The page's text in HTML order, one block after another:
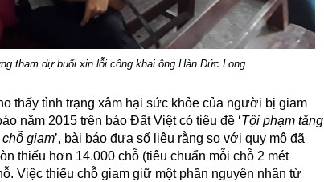
tham dự buổi xin lỗi công khai ông Hàn Đức Long.
thấy tình trạng xâm hại sức khỏe của người bị giam
năm 2015 trên báo Đất Việt có tiêu đề ‘Tội phạm tăng
giam’, bài báo đưa số liệu rằng so với quy mô đã
thiếu hơn 14.000 chỗ (tiêu chuẩn mỗi chỗ 2 mét
Việc thiếu chỗ giam giữ một phần nguyên nhân từ